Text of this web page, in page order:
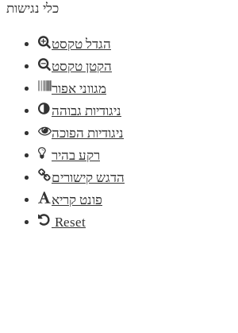
כלי נגישות
הגדל טקסט
הקטן טקסט
מגווני אפור
ניגודיות גבוהה
ניגודיות הפוכה
רקע בהיר
הדגש קישורים
פונט קריא
Reset